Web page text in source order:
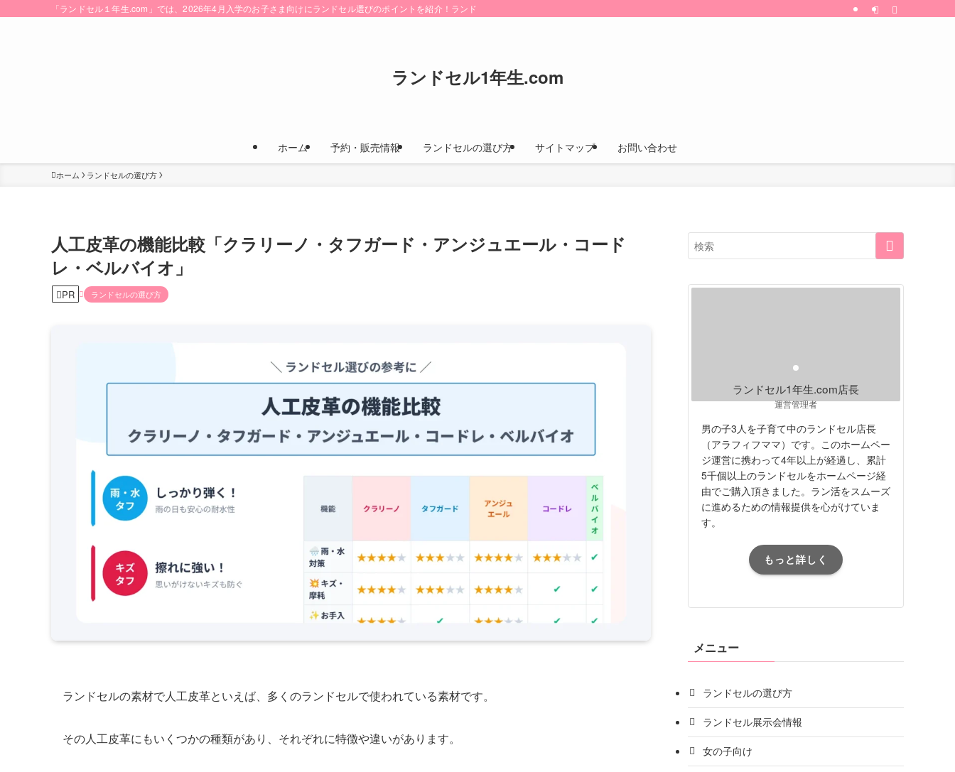
「ランドセル１年生.com」では、2026年4月入学のお子さま向けにランドセル選びのポイントを紹介！ランドセルカタログのお取り寄せ方法や早期割引・特典などの情報も更新中！
ランドセル1年生.com
ホーム 予約・販売情報 ランドセルの選び方 サイトマップ お問い合わせ
ホーム ランドセルの選び方
人工皮革の機能比較「クラリーノ・タフガード・アンジュエール・コード
レ・ベルバイオ」
PR ランドセルの選び方
ランドセルの素材で人工皮革といえば、多くのランドセルで使われている素材です。
その人工皮革にもいくつかの種類があり、それぞれに特徴や違いがあります。
ランドセル1年生.com店長
運営管理者
男の子3人を子育て中のランドセル店長
（アラフィフママ）です。このホームペー
ジ運営に携わって4年以上が経過し、累計
5千個以上のランドセルをホームページ経
由でご購入頂きました。ラン活をスムーズ
に進めるための情報提供を心がけていま
す。
もっと詳しく
メニュー
ランドセルの選び方
ランドセル展示会情報
女の子向け